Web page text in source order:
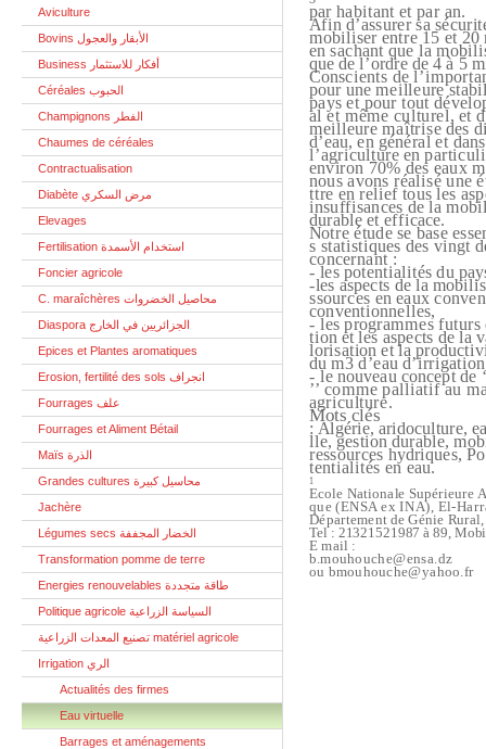
Aviculture
Bovins الأبقار والعجول
Business أفكار للاستثمار
Céréales الحبوب
Champignons الفطر
Chaumes de céréales
Contractualisation
Diabète مرض السكري
Elevages
Fertilisation استخدام الأسمدة
Foncier agricole
C. maraîchères محاصيل الخضروات
Diaspora الجزائريين في الخارج
Epices et Plantes aromatiques
Erosion, fertilité des sols انجراف
Fourrages علف
Fourrages et Aliment Bétail
Maïs الذرة
Grandes cultures محاسيل كبيرة
Jachère
Légumes secs الخضار المجففة
Transformation pomme de terre
Energies renouvelables طاقة متجددة
Politique agricole السياسة الزراعية
تصنيع المعدات الزراعية matériel agricole
Irrigation الري
Actualités des firmes
Eau virtuelle
Barrages et aménagements
par habitant et par an.
Afin d’assurer sa
mobiliser entre 15 et
en sachant que la
que de l’ordre de 4 à 5
Conscients de
pour une meilleure
pays et pour tout
al et même culturel, et
meilleure maîtrise des
d’eau, en général et
l’agriculture en
environ 70% des eaux
nous avons réalisé une
ttre en relief tous les
insuffisances de la
durable et efficace.
Notre étude se base
s statistiques des vingt
concernant :
- les potentialités du
-les aspects de la
ssources en eaux
conventionnelles,
- les programmes futurs
tion et les aspects de la
lorisation et la
du m3 d’eau
- le nouveau concept de
’’ comme palliatif au
agriculture.
Mots clés
: Algérie, aridoculture,
lle, gestion durable,
ressources hydriques, Po
tentialités en eau.
1
Ecole Nationale Supérieure
que (ENSA ex INA), El-
Département de Génie
Tel : 21321521987 à 89,
E mail :
b.mouhouche@ensa.dz
ou bmouhouche@yahoo.fr